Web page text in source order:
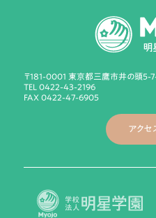
〒181-0001 東京都三鷹市井の頭5-
TEL 0422-43-2196
FAX 0422-47-6905
アクセ